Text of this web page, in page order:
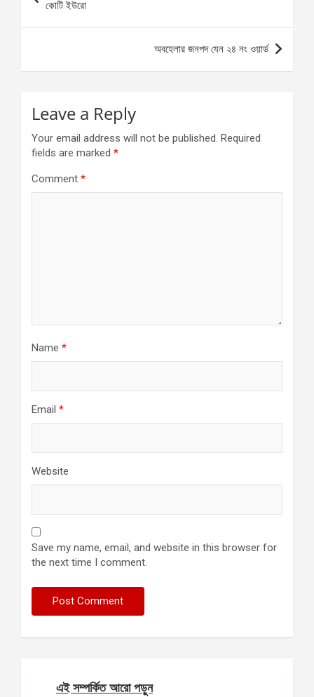
কোটি ইউরো
অবহেলার জনপদ যেন ২৪ নং ওয়ার্ড
Leave a Reply
Your email address will not be published. Required
fields are marked *
Comment *
Name *
Email *
Website
Save my name, email, and website in this browser for
the next time I comment.
এই সম্পর্কিত আরো পড়ুন